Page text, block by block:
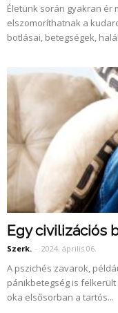
Életünk során gyakran ér
elszomoríthatnak a
botlásai, betegségek,
Egy civilizációs
Szerk. - 2024. április 06.
A pszichés zavarok,
pánikbetegség is
oka elsősorban a tartós...